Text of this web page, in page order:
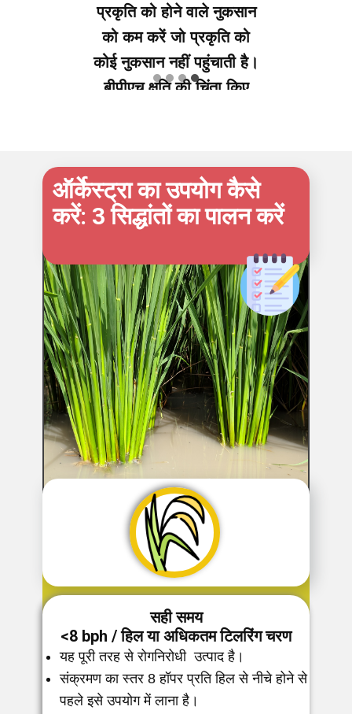
बहुत अच्छे टिलर स्वास्थ्य की
भी सूचना दी। मजबूत और
स्वस्थ टिलर बहुत जरूरी हैं
ताकि भारी हवाओं के दौरान
सके।
ऑर्केस्ट्रा का उपयोग कैसे
करें: 3 सिद्धांतों का पालन करें
सही समय
<8 bph / हिल या अधिकतम टिल​रिंग चरण
यह पूरी तरह से रोगनिरोधी उत्पाद है।
संक्रमण का स्तर 8 हॉपर प्रति हिल से नीचे होने से
पहले इसे उपयोग में ​लाना है।